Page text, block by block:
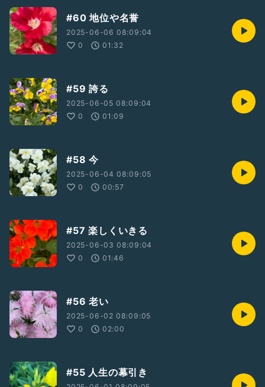
#60 地位や名誉
2025-06-06 08:09:04
0
01:32
#59 誇る
2025-06-05 08:09:04
0
01:09
#58 今
2025-06-04 08:09:05
0
00:57
#57 楽しくいきる
2025-06-03 08:09:04
0
01:46
#56 老い
2025-06-02 08:09:05
0
02:00
#55 人生の幕引き